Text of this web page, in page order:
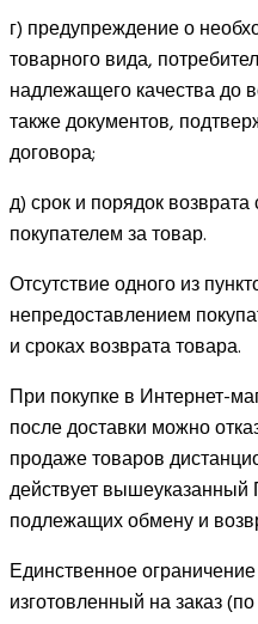
г) предупреждение о
товарного вида,
надлежащего качества до
также документов,
договора;
д) срок и порядок
покупателем за товар.
Отсутствие одного из
непредоставлением
и сроках возврата товара.
При покупке в Интернет-
после доставки можно
продаже товаров
действует вышеуказанный
подлежащих обмену и
Единственное
изготовленный на заказ